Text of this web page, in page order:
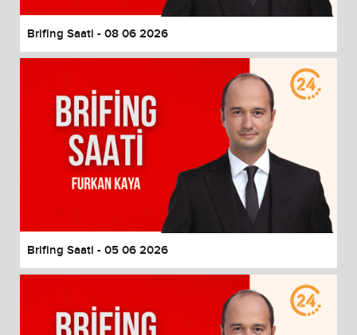
Brifing Saati - 08 06 2026
Brifing Saati - 05 06 2026